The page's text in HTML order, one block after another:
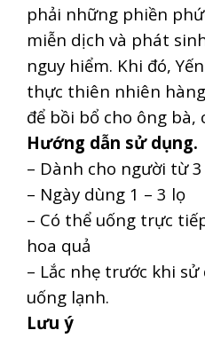
phải những phiền
miễn dịch và phát
nguy hiểm. Khi đó,
thực thiên nhiên
để bồi bổ cho ông bà,
Hướng dẫn sử dụng.
– Dành cho người từ
– Ngày dùng 1 – 3 lọ
– Có thể uống trực
hoa quả
– Lắc nhẹ trước khi
uống lạnh.
Lưu ý